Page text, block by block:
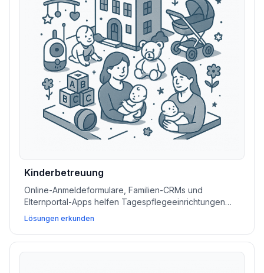
Kinderbetreuung
Online-Anmeldeformulare, Familien-CRMs und
Elternportal-Apps helfen Tagespflegeeinrichtungen
und Jugenddiensten, die Kommunikation,
Terminplanung und Kundenverwaltung zu
vereinfachen.
Lösungen erkunden